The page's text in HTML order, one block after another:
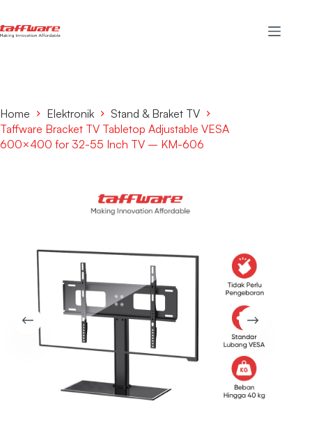
Home Elektronik
Stand & Braket TV
Taffware Bracket TV Tabletop Adjustable VESA
600×400 for 32-55 Inch TV – KM-606